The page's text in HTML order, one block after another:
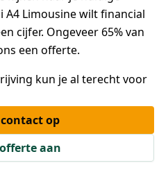
A4 Limousine wilt financial
cijfer. Ongeveer 65% van
een offerte.
kun je al terecht voor
op
aan